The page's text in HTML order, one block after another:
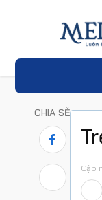
Cập
CHIA SẺ